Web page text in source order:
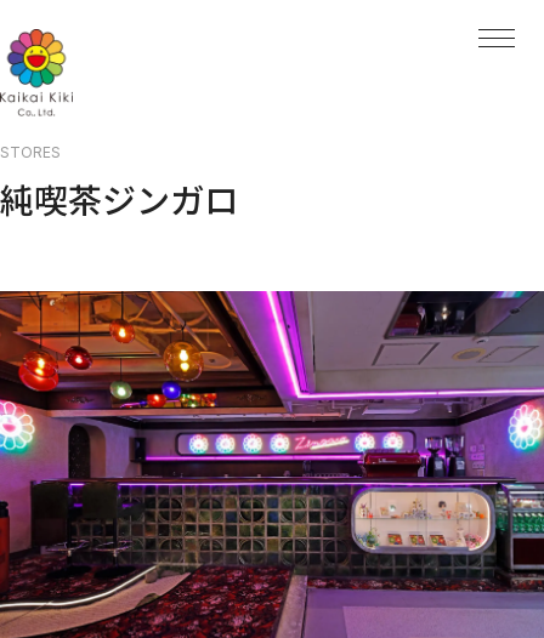
STORES
純喫茶ジンガロ
NEWS
ARTISTS
ARTISTS TOP
AYA TAKANO
くらやえみ
MADSAKI
Mr.
朋弓
当真裕爾
村上 隆
EXHIBITIONS
PROJECTS
PROJECTS TOP
GALLERY
Kaikai Kiki Gallery
Hidari Zingaro
Kaikai Kiki Gallery M Cubed
STORES
Tonari no Zingaro
純喫茶ジンガロ
となりの開花堂
囍鵲亭（キジャクテイ）